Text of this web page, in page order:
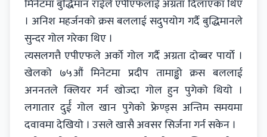
मिनेटमा बुद्धिमान राईले एपीएफलाई अग्रता दिलाएका थिए
। अनिश महर्जनको क्रस बललाई सदुपयोग गर्दै बुद्धिमानले
सुन्दर गोल गरेका थिए ।
त्यसलगत्तै एपीएफले अर्काे गोल गर्दै अग्रता दोब्बर पार्याे ।
खेलको ७५औं मिनेटमा प्रदीप तामाड्ढो क्रस बललाई
अननतले क्लियर गर्न खोज्दा गोल हुन पुगेको थियो ।
लगातार दुर्ई गोल खान पुगेको फ्रेण्ड्स अन्तिम समयमा
दवावमा देखियो । उसले खासै अवसर सिर्जना गर्न सकेन ।